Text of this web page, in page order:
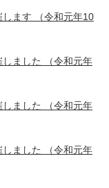
ます （令和元年10
ました
（令和元年
ました
（令和元年
ました
（令和元年